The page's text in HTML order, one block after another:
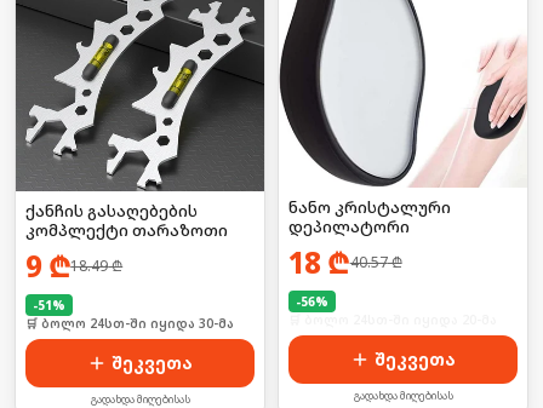
ქანჩის გასაღებების
კომპლექტი თარაზოთი
9 ₾18.49₾
-51%
🛒 ბოლო 24სთ-ში იყიდა 30-მა
შეკვეთა
გადახდა მიღებისას
ნანო კრისტალური
დეპილატორი
18 ₾40.57₾
-56%
შეკვეთა
გადახდა მიღებისას